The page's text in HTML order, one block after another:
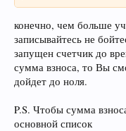
конечно, чем больше
записывайтесь не
запущен счетчик до
сумма взноса, то Вы
дойдет до ноля.
P.S. Чтобы сумма
основной список